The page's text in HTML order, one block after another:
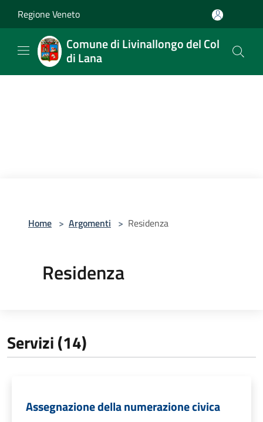
Regione Veneto
Comune di Livinallongo del Col
di Lana
Home > Argomenti > Residenza
Residenza
Servizi (14)
Assegnazione della numerazione civica